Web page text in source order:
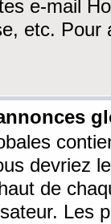
e-mail
etc. Pour
devriez
de
Les